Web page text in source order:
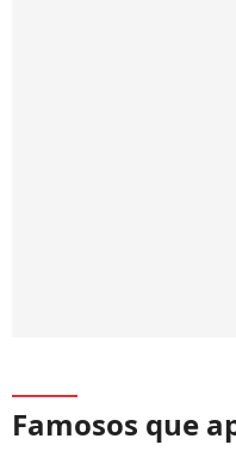
Famosos que